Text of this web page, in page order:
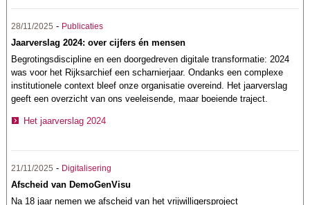
28/11/2025 - Publicaties
Jaarverslag 2024: over cijfers én mensen
Begrotingsdiscipline en een doorgedreven digitale transformatie: 2024
was voor het Rijksarchief een scharnierjaar. Ondanks een complexe
institutionele context bleef onze organisatie overeind. Het jaarverslag
geeft een overzicht van ons veeleisende, maar boeiende traject.
Het jaarverslag 2024
21/11/2025 - Digitalisering
Afscheid van DemoGenVisu
Na 18 jaar nemen we afscheid van het vrijwilligersproject